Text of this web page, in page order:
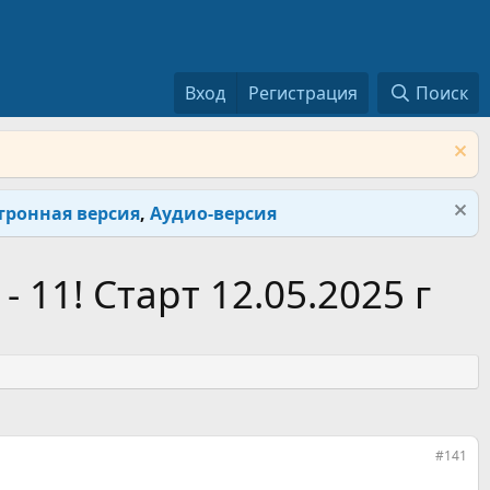
Вход Регистрация Поиск
версия, Аудио-версия
Старт 12.05.2025 г
#141